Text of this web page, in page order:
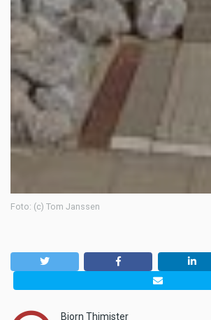
Foto: (c) Tom Janssen
Bjorn Thimister